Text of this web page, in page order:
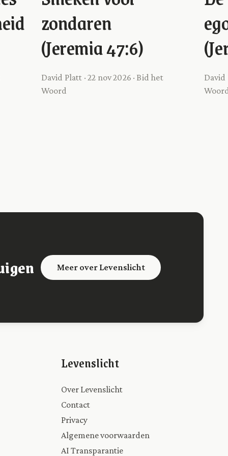
zondaren
(Jeremia 47:6)
David Platt · 22 nov 2026 · Bid het
Woord
David
Meer over Levenslicht
Levenslicht
Over Levenslicht
Contact
Privacy
Algemene voorwaarden
AI Transparantie